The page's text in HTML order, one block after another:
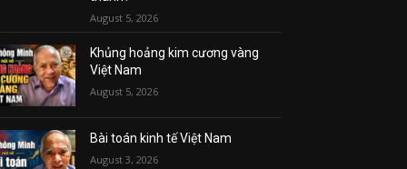
August 5, 2026
Khủng hoảng kim cương vàng
Việt Nam
August 5, 2026
Bài toán kinh tế Việt Nam
August 3, 2026